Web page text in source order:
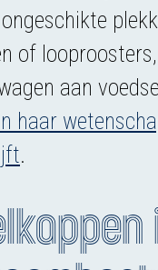
of
aan
haar
.